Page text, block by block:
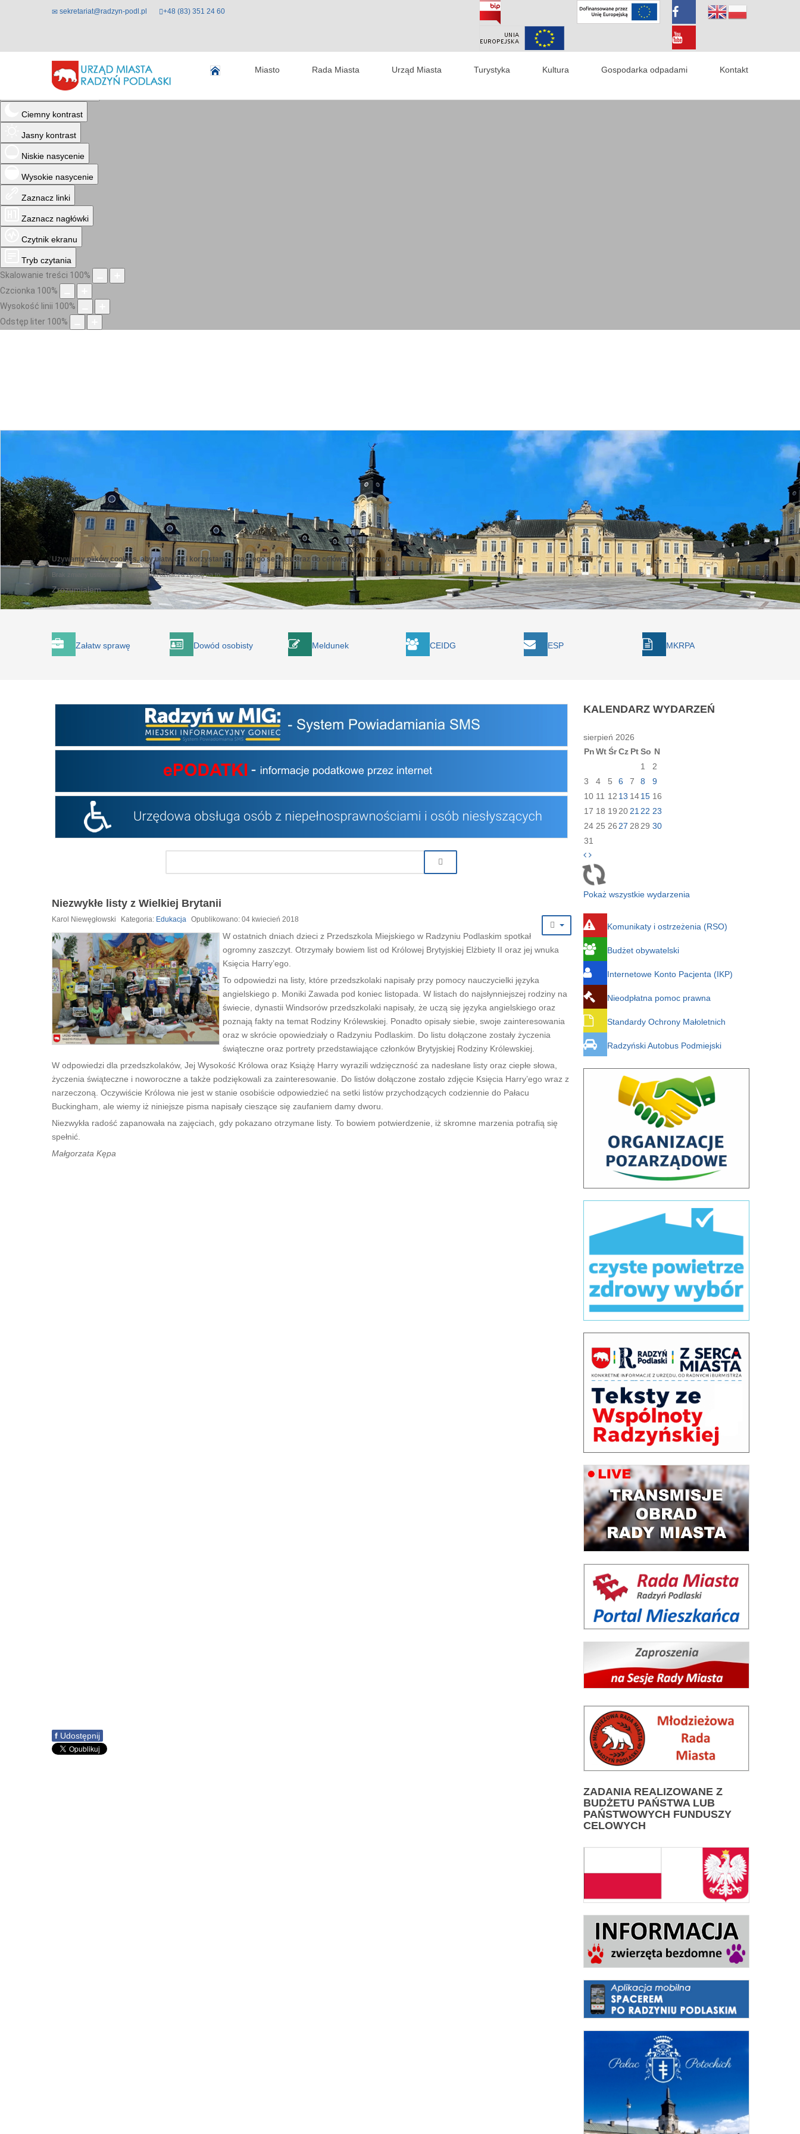
Odwróć kolory
Monochromatyczny
Ciemny kontrast
Jasny kontrast
Niskie nasycenie
Wysokie nasycenie
Zaznacz linki
Zaznacz nagłówki
Czytnik ekranu
Tryb czytania
Skalowanie treści 100%
Czcionka 100%
Wysokość linii 100%
Odstęp liter 100%
Używamy plików cookies, aby ułatwić Ci korzystanie z naszego serwisu oraz do celów statystycznych.
Brak zmiany ustawienia przeglądarki oznacza zgodę na to.
Zrozumiałem
sekretariat@radzyn-podl.pl +48 (83) 351 24 60
Miasto Rada Miasta Urząd Miasta Turystyka Kultura Gospodarka odpadami Kontakt
Załatw sprawę Dowód osobisty Meldunek CEIDG ESP MKRPA
Niezwykłe listy z Wielkiej Brytanii
Karol Niewęgłowski Kategoria: Edukacja Opublikowano: 04 kwiecień 2018
W ostatnich dniach dzieci z Przedszkola Miejskiego w Radzyniu Podlaskim spotkał
ogromny zaszczyt. Otrzymały bowiem list od Królowej Brytyjskiej Elżbiety II oraz jej wnuka
Księcia Harry’ego.
To odpowiedzi na listy, które przedszkolaki napisały przy pomocy nauczycielki języka
angielskiego p. Moniki Zawada pod koniec listopada. W listach do najsłynniejszej rodziny na
świecie, dynastii Windsorów przedszkolaki napisały, że uczą się języka angielskiego oraz
poznają fakty na temat Rodziny Królewskiej. Ponadto opisały siebie, swoje zainteresowania
oraz w skrócie opowiedziały o Radzyniu Podlaskim. Do listu dołączone zostały życzenia
świąteczne oraz portrety przedstawiające członków Brytyjskiej Rodziny Królewskiej.
W odpowiedzi dla przedszkolaków, Jej Wysokość Królowa oraz Książę Harry wyrazili wdzięczność za nadesłane listy oraz ciepłe słowa,
życzenia świąteczne i noworoczne a także podziękowali za zainteresowanie. Do listów dołączone zostało zdjęcie Księcia Harry’ego wraz z
narzeczoną. Oczywiście Królowa nie jest w stanie osobiście odpowiedzieć na setki listów przychodzących codziennie do Pałacu
Buckingham, ale wiemy iż niniejsze pisma napisały cieszące się zaufaniem damy dworu.
Niezwykła radość zapanowała na zajęciach, gdy pokazano otrzymane listy. To bowiem potwierdzenie, iż skromne marzenia potrafią się
spełnić.
Małgorzata Kępa
f Udostępnij
KALENDARZWYDARZEŃ
sierpień 2026
PnWt Śr Cz Pt So N
1
2
3
4 5 6 7 8
9
10 11 12 13 14 15 16
17 18 19 20 21 22 23
24 25 26 27 28 29 30
31
Pokaż wszystkie wydarzenia
Komunikaty i ostrzeżenia (RSO)
Budżet obywatelski
Internetowe Konto Pacjenta (IKP)
Nieodpłatna pomoc prawna
Standardy Ochrony Małoletnich
Radzyński Autobus Podmiejski
ZADANIAREALIZOWANE Z
BUDŻETU PAŃSTWA LUB
PAŃSTWOWYCH FUNDUSZY
CELOWYCH